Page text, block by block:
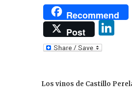
Recommend
Post
Los vinos de Castillo